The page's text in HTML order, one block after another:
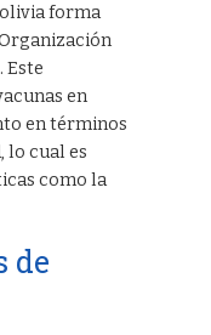
forma
Este
en
en términos
lo cual es
como la
de